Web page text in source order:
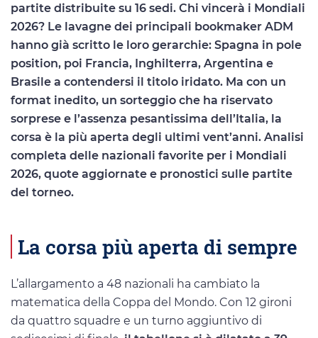
partite distribuite su 16 sedi. Chi vincerà i Mondiali
2026? Le lavagne dei principali bookmaker ADM
hanno già scritto le loro gerarchie: Spagna in pole
position, poi Francia, Inghilterra, Argentina e
Brasile a contendersi il titolo iridato. Ma con un
format inedito, un sorteggio che ha riservato
sorprese e l’assenza pesantissima dell’Italia, la
corsa è la più aperta degli ultimi vent’anni. Analisi
completa delle nazionali favorite per i Mondiali
2026, quote aggiornate e pronostici sulle partite
del torneo.
La corsa più aperta di sempre
L’allargamento a 48 nazionali ha cambiato la
matematica della Coppa del Mondo. Con 12 gironi
da quattro squadre e un turno aggiuntivo di